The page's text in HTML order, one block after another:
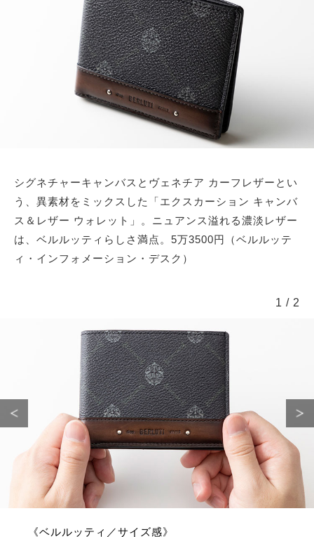
シグネチャーキャンバスとヴェネチア カーフレザーとい
う、異素材をミックスした「エクスカーション キャンバ
ス＆レザー ウォレット」。ニュアンス溢れる濃淡レザー
は、ベルルッティらしさ満点。5万3500円（ベルルッテ
ィ・インフォメーション・デスク）
《ベルルッティ／サイズ感》
1 / 2